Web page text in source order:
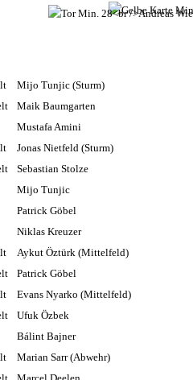
Mijo Tunjic (Sturm)
Maik Baumgarten
Mustafa Amini
Jonas Nietfeld (Sturm)
Sebastian Stolze
Mijo Tunjic
Patrick Göbel
Niklas Kreuzer
Aykut Öztürk (Mittelfeld)
Patrick Göbel
Evans Nyarko (Mittelfeld)
Ufuk Özbek
Bálint Bajner
Marian Sarr(Abwehr)